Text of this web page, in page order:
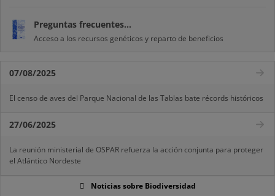
Preguntas frecuentes...
Acceso a los recursos genéticos y reparto de beneficios
07/08/2025
El censo de aves del Parque Nacional de las Tablas bate récords históricos
27/06/2025
La reunión ministerial de OSPAR refuerza la acción conjunta para proteger
el Atlántico Nordeste
Noticias sobre Biodiversidad